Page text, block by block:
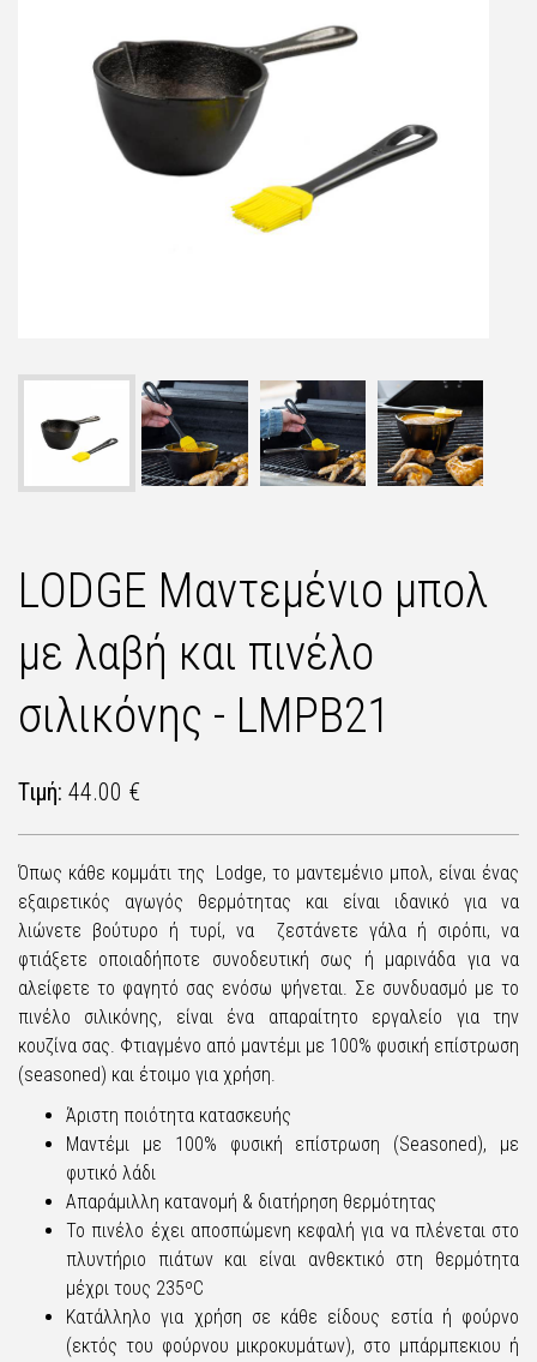
LODGE Μαντεμένιο μπολ
με λαβή και πινέλο
σιλικόνης - LMPB21
Τιμή: 44.00 €
Όπως κάθε κομμάτι της Lodge, το μαντεμένιο μπολ, είναι ένας
εξαιρετικός αγωγός θερμότητας και είναι ιδανικό για να
λιώνετε βούτυρο ή τυρί, να ζεστάνετε γάλα ή σιρόπι, να
φτιάξετε οποιαδήποτε συνοδευτική σως ή μαρινάδα για να
αλείφετε το φαγητό σας ενόσω ψήνεται. Σε συνδυασμό με το
πινέλο σιλικόνης, είναι ένα απαραίτητο εργαλείο για την
κουζίνα σας. Φτιαγμένo από μαντέμι με 100% φυσική επίστρωση
(seasoned) και έτοιμo για χρήση.
Άριστη ποιότητα κατασκευής
Μαντέμι με 100% φυσική επίστρωση (Seasoned), με
φυτικό λάδι
Απαράμιλλη κατανομή & διατήρηση θερμότητας
Το πινέλο έχει αποσπώμενη κεφαλή για να πλένεται στο
πλυντήριο πιάτων και είναι ανθεκτικό στη θερμότητα
μέχρι τους 235ºC
Κατάλληλο για χρήση σε κάθε είδους εστία ή φούρνο
(εκτός του φούρνου μικροκυμάτων), στο μπάρμπεκιου ή